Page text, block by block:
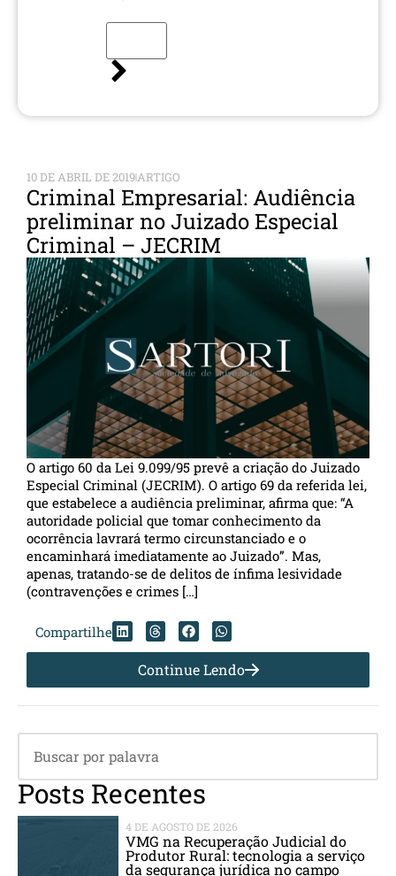
10 DE ABRIL DE 2019ARTIGO
Criminal Empresarial: Audiência
preliminar no Juizado Especial
Criminal – JECRIM
O artigo 60 da Lei 9.099/95 prevê a criação do Juizado
Especial Criminal (JECRIM). O artigo 69 da referida lei,
que estabelece a audiência preliminar, afirma que: “A
autoridade policial que tomar conhecimento da
ocorrência lavrará termo circunstanciado e o
encaminhará imediatamente ao Juizado”. Mas,
apenas, tratando-se de delitos de ínfima lesividade
(contravenções e crimes […]
Compartilhe
Continue Lendo
Posts Recentes
4 DE AGOSTO DE 2026
VMG na Recuperação Judicial do
Produtor Rural: tecnologia a serviço
da segurança jurídica no campo